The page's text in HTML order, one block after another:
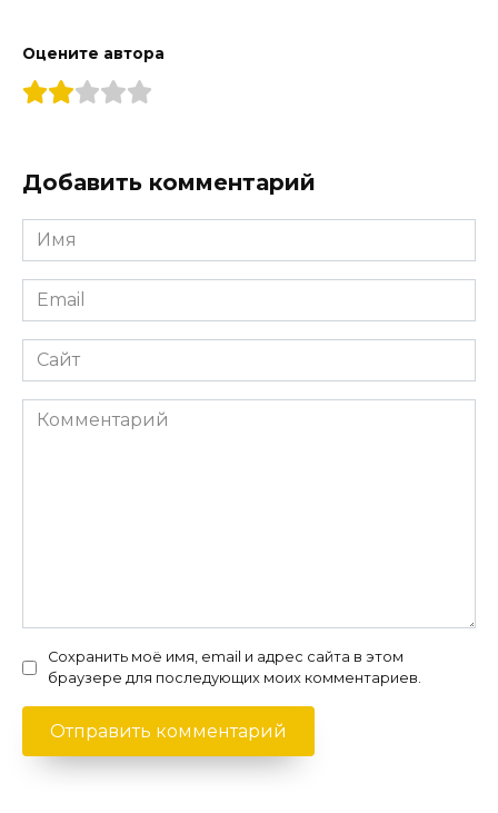
Оцените автора
Добавить комментарий
Имя
*
Email
*
Сайт
Комментарий
Сохранить моё имя, email и адрес сайта в этом
браузере для последующих моих комментариев.